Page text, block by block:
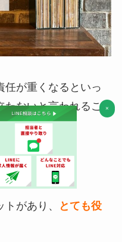
任が重くなるといっ
たないと言われるこ
すぎません。
があり、
とても役
×